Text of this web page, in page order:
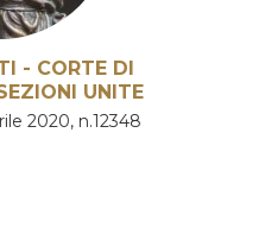
- CORTE DI
UNITE
2020, n.12348